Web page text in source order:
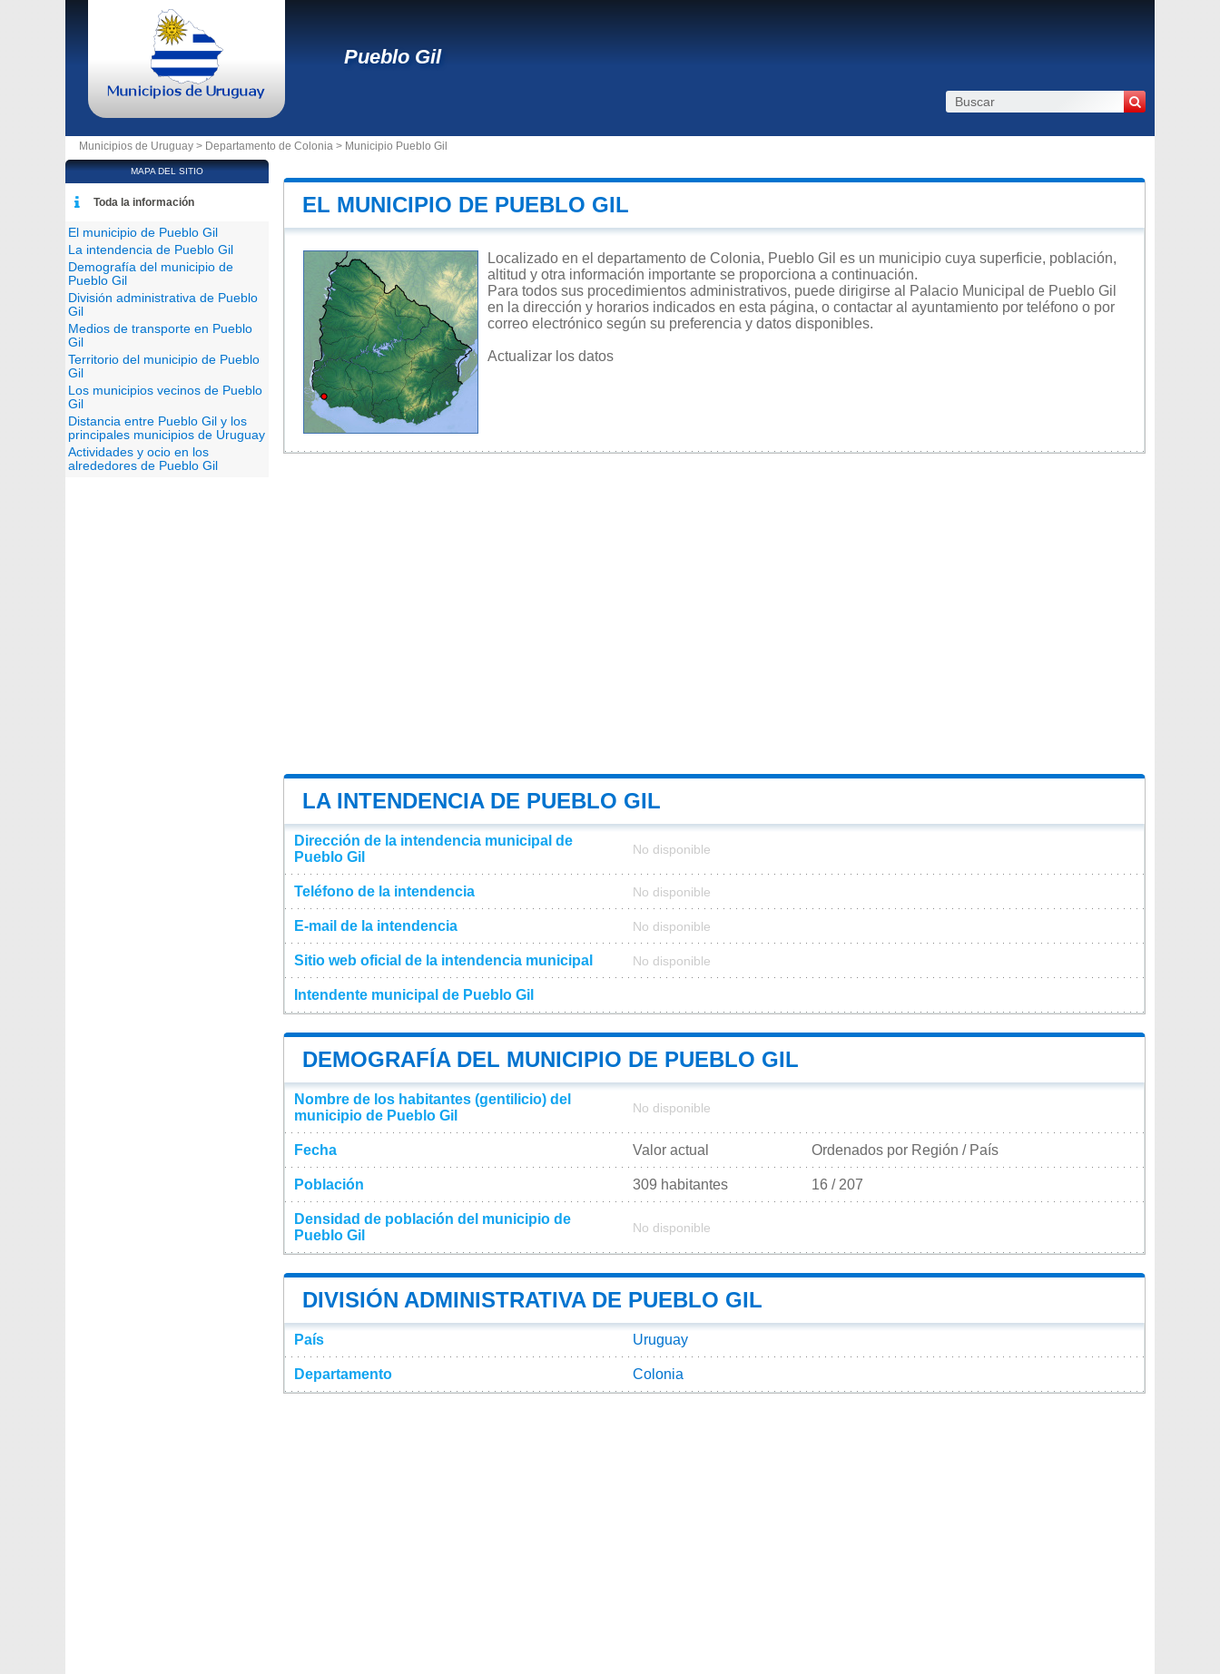
Pueblo Gil
Municipios de Uruguay > Departamento de Colonia > Municipio Pueblo Gil
EL MUNICIPIO DE PUEBLO GIL
Localizado en el departamento de Colonia, Pueblo Gil es un municipio cuya superficie, población,
altitud y otra información importante se proporciona a continuación.
Para todos sus procedimientos administrativos, puede dirigirse al Palacio Municipal de Pueblo Gil
en la dirección y horarios indicados en esta página, o contactar al ayuntamiento por teléfono o por
correo electrónico según su preferencia y datos disponibles.
Actualizar los datos
LA INTENDENCIA DE PUEBLO GIL
Dirección de la intendencia municipal de
Pueblo Gil
No disponible
Teléfono de la intendencia No disponible
E-mail de la intendencia No disponible
Sitio web oficial de la intendencia municipal No disponible
Intendente municipal de Pueblo Gil
DEMOGRAFÍA DEL MUNICIPIO DE PUEBLO GIL
Nombre de los habitantes (gentilicio) del
municipio de Pueblo Gil
No disponible
Fecha Valor actual Ordenados por Región / País
Población 309 habitantes 16 / 207
Densidad de población del municipio de
Pueblo Gil
No disponible
DIVISIÓN ADMINISTRATIVA DE PUEBLO GIL
País Uruguay
Departamento Colonia
MAPA DEL SITIO
Toda la información
El municipio de Pueblo Gil
La intendencia de Pueblo Gil
Demografía del municipio de
Pueblo Gil
División administrativa de Pueblo
Gil
Medios de transporte en Pueblo
Gil
Territorio del municipio de Pueblo
Gil
Los municipios vecinos de Pueblo
Gil
Distancia entre Pueblo Gil y los
principales municipios de Uruguay
Actividades y ocio en los
alrededores de Pueblo Gil